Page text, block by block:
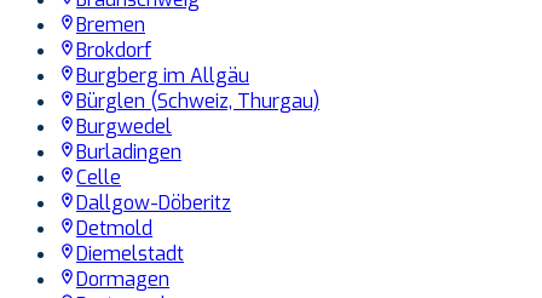
Bremen
Brokdorf
Burgberg im Allgäu
Bürglen (Schweiz, Thurgau)
Burgwedel
Burladingen
Celle
Dallgow-Döberitz
Detmold
Diemelstadt
Dormagen